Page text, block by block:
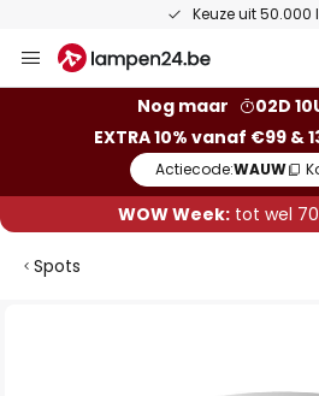
Keuze uit 50.000
naar
Nog maar
02D
EXTRA 10% vanaf €99 &
Actiecode:WAUW
WOW Week:tot wel
Spots